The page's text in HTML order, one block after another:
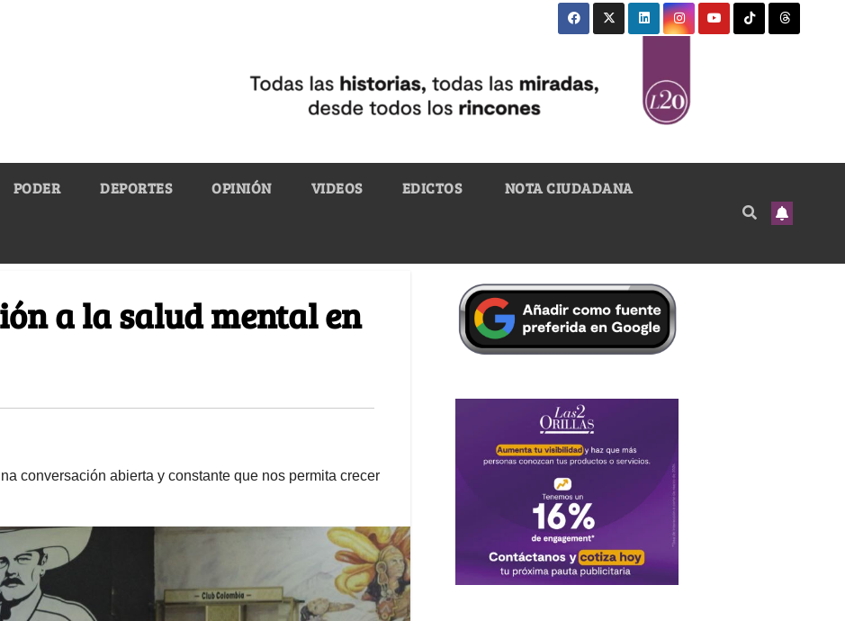
PODER DEPORTES OPINIÓN VIDEOS EDICTOS NOTA CIUDADANA
a la salud mental en
conversación abierta y constante que nos permita crecer